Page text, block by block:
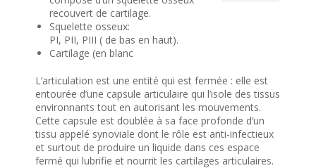
recouvert de cartilage.
Squelette osseux:
PI, PII, PIII ( de bas en haut).
Cartilage (en blanc
L’articulation est une entité qui est fermée : elle est
entourée d’une capsule articulaire qui l’isole des tissus
environnants tout en autorisant les mouvements.
Cette capsule est doublée à sa face profonde d’un
tissu appelé synoviale dont le rôle est anti-infectieux
et surtout de produire un liquide dans ces espace
fermé qui lubrifie et nourrit les cartilages articulaires.